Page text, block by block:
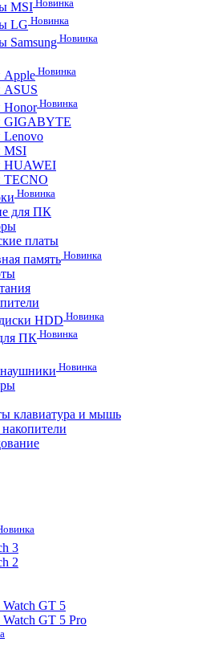
MSI
LG Новинка
Samsung Новинка
Apple Новинка
ASUS
HonorНовинка
GIGABYTE
Lenovo
MSI
HUAWEI
TECNO
Новинка
для ПК
платы
память Новинка
HDD Новинка
ПК Новинка
Новинка
клавиатура и мышь
3
2
GT 5
GT 5 Pro